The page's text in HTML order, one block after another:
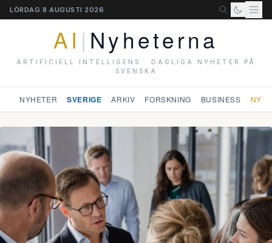
LÖRDAG 8 AUGUSTI 2026
AI | Nyheterna
ARTIFICIELL INTELLIGENS · DAGLIGA NYHETER PÅ
SVENSKA
NYHETER SVERIGE ARKIV FORSKNING BUSINESS